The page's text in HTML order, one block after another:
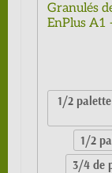
Granulés
EnPlus A1
1/2 palette
1/2
3/4 de